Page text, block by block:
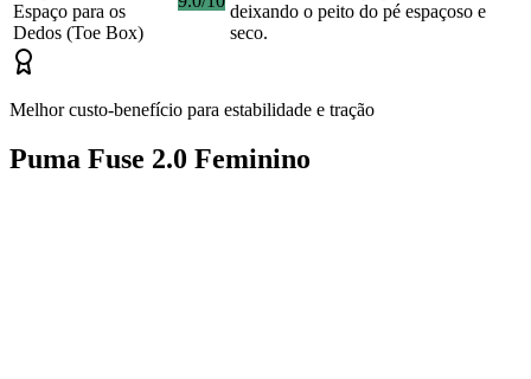
Espaço para os
Dedos (Toe Box)
deixando o peito do pé espaçoso e
seco.
Melhor custo-benefício para estabilidade e tração
Puma Fuse 2.0 Feminino